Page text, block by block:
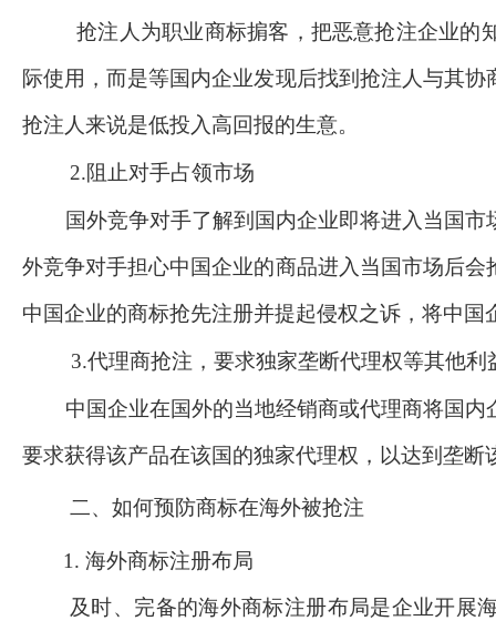
抢注人为职业商标掮客，把恶意抢注企业的
际使用，而是等国内企业发现后找到抢注人与其
抢注人来说是低投入高回报的生意。
2.阻止对手占领市场
国外竞争对手了解到国内企业即将进入当国
外竞争对手担心中国企业的商品进入当国市场后
中国企业的商标抢先注册并提起侵权之诉，将中
3.代理商抢注，要求独家垄断代理权等其他利
中国企业在国外的当地经销商或代理商将国
要求获得该产品在该国的独家代理权，以达到垄断
二、如何预防商标在海外被抢注
1. 海外商标注册布局
及时、完备的海外商标注册布局是企业开展